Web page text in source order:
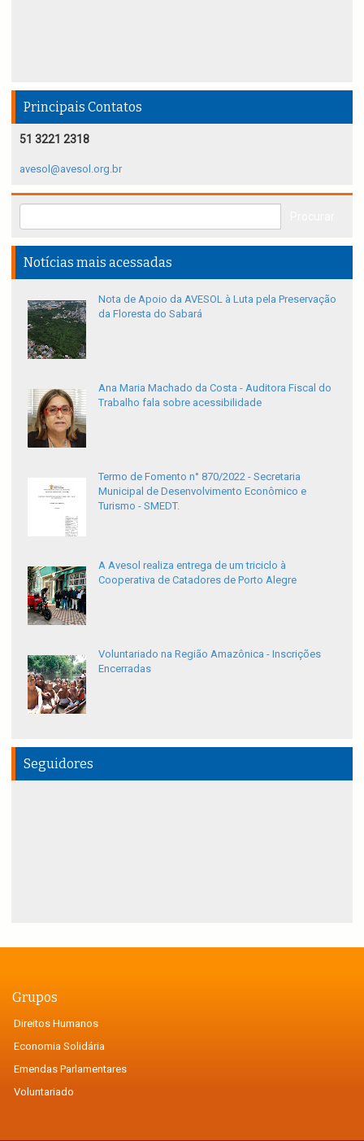
Principais Contatos
51 3221 2318
avesol@avesol.org.br
Notícias mais acessadas
Nota de Apoio da AVESOL à Luta pela Preservação
da Floresta do Sabará
Ana Maria Machado da Costa - Auditora Fiscal do
Trabalho fala sobre acessibilidade
Termo de Fomento n° 870/2022 - Secretaria
Municipal de Desenvolvimento Econômico e
Turismo - SMEDT.
A Avesol realiza entrega de um triciclo à
Cooperativa de Catadores de Porto Alegre
Voluntariado na Região Amazônica - Inscrições
Encerradas
Seguidores
Grupos
Direitos Humanos
Economia Solidária
Emendas Parlamentares
Voluntariado